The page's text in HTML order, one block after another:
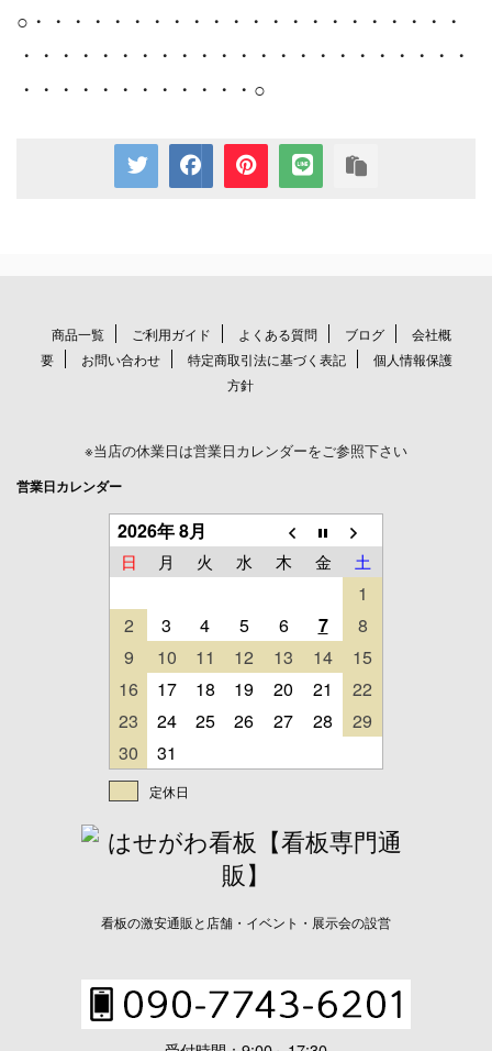
○・・・・・・・・・・・・・・・・・・・・・・
・・・・・・・・・・・・・・・・・・・・・・・
・・・・・・・・・・・・○
商品一覧 ご利用ガイド よくある質問 ブログ
会社概
要
お問い合わせ 特定商取引法に基づく表記
個人情報保護
方針
※当店の休業日は営業日カレンダーをご参照下さい
営業日カレンダー
2026年 8月
日 月 火 水 木 金 土
1
2
3 4 5 6 7
8
9
10 11 12 13 14
15
16
17 18 19 20 21
22
23
24 25 26 27 28
29
30
31
定休日
看板の激安通販と店舗・イベント・展示会の設営